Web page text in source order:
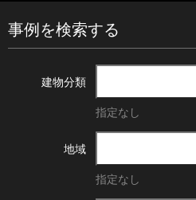
事例を検索する
建物分類
指定なし
地域
指定なし